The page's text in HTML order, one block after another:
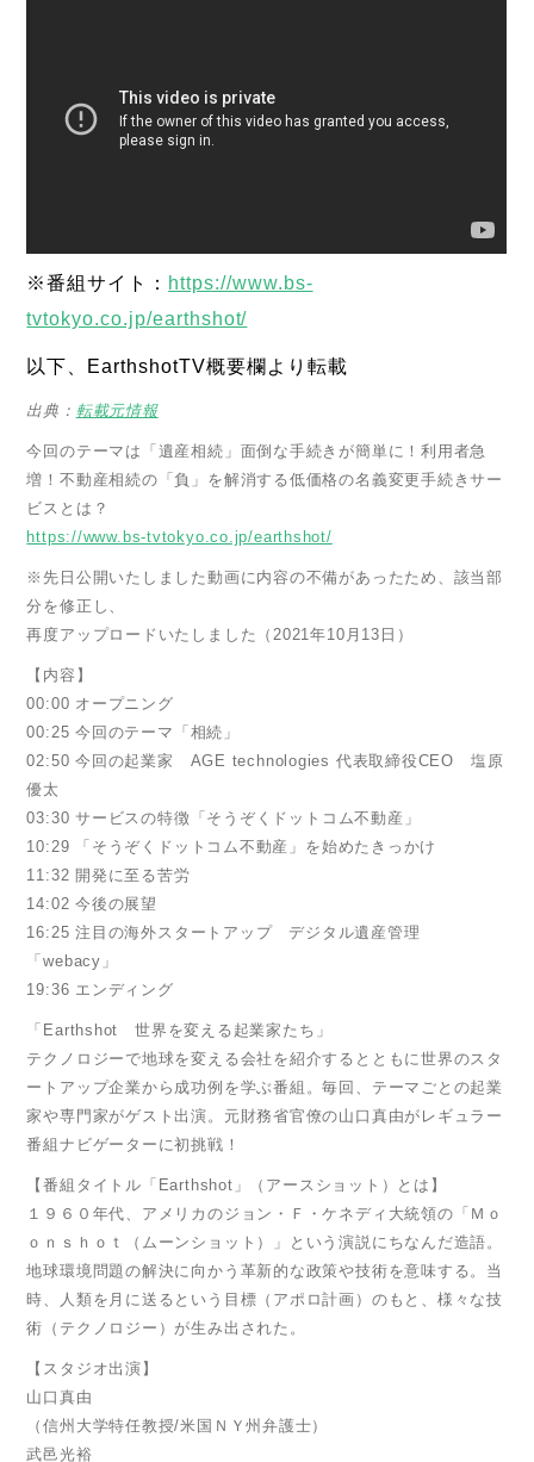
※番組サイト： https://www.bs-
tvtokyo.co.jp/earthshot/
以下、EarthshotTV概要欄より転載
出典： 転載元情報
今回のテーマは「遺産相続」面倒な手続きが簡単に！利用者急
増！不動産相続の「負」を解消する低価格の名義変更手続きサー
ビスとは？
https://www.bs-tvtokyo.co.jp/earthshot/
※先日公開いたしました動画に内容の不備があったため、該当部
分を修正し、
再度アップロードいたしました（2021年10月13日）
【内容】
00:00 オープニング
00:25 今回のテーマ「相続」
02:50 今回の起業家 AGE technologies 代表取締役CEO 塩原
優太
03:30 サービスの特徴「そうぞくドットコム不動産」
10:29 「そうぞくドットコム不動産」を始めたきっかけ
11:32 開発に至る苦労
14:02 今後の展望
16:25 注目の海外スタートアップ デジタル遺産管理
「webacy」
19:36 エンディング
「Earthshot 世界を変える起業家たち」
テクノロジーで地球を変える会社を紹介するとともに世界のスタ
ートアップ企業から成功例を学ぶ番組。毎回、テーマごとの起業
家や専門家がゲスト出演。元財務省官僚の山口真由がレギュラー
番組ナビゲーターに初挑戦！
【番組タイトル「Earthshot」（アースショット）とは】
１９６０年代、アメリカのジョン・Ｆ・ケネディ大統領の「Ｍｏ
ｏｎｓｈｏｔ（ムーンショット）」という演説にちなんだ造語。
地球環境問題の解決に向かう革新的な政策や技術を意味する。当
時、人類を月に送るという目標（アポロ計画）のもと、様々な技
術（テクノロジー）が生み出された。
【スタジオ出演】
山口真由
（信州大学特任教授/米国ＮＹ州弁護士）
武邑光裕